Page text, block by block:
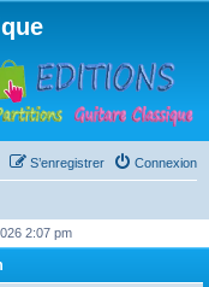
Connexion
S’enregistrer
2:07 pm